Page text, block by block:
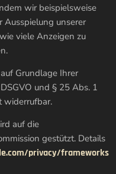
wir beispielsweise
Ausspielung unserer
viele Anzeigen zu
Grundlage Ihrer
und § 25 Abs. 1
widerrufbar.
auf die
gestützt. Details
privacy/frameworks